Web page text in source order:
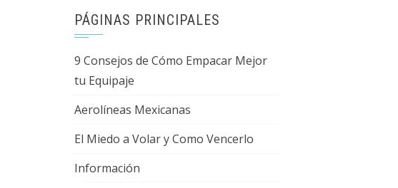
PÁGINAS PRINCIPALES
9 Consejos de Cómo Empacar Mejor
tu Equipaje
Aerolíneas Mexicanas
El Miedo a Volar y Como Vencerlo
Información